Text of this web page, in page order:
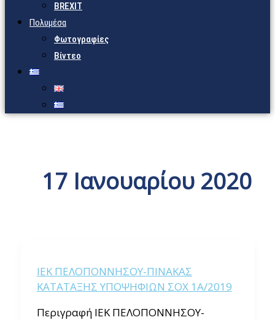
BREXIT
Πολυμέσα
Φωτογραφίες
Βίντεο
17 Ιανουαρίου 2020
ΙΕΚ ΠΕΛΟΠΟΝΝΗΣΟΥ-ΠΙΝΑΚΑΣ
ΚΑΤΑΤΑΞΗΣ ΥΠΟΨΗΦΙΩΝ ΣΟΧ 1Α/2019
Περιγραφή ΙΕΚ ΠΕΛΟΠΟΝΝΗΣΟΥ-